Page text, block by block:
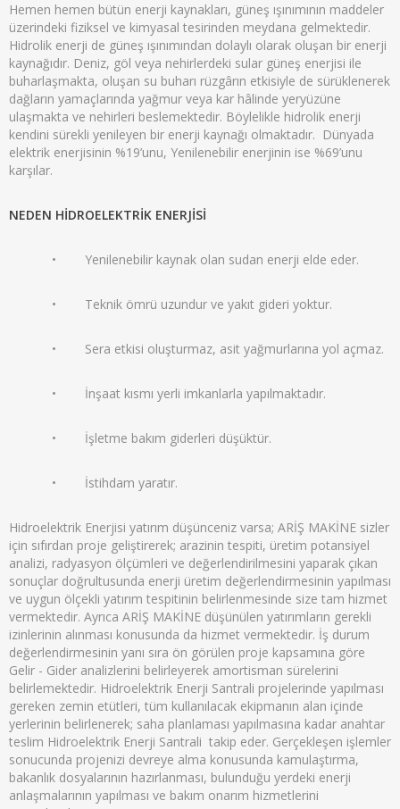
Hemen hemen bütün enerji kaynakları, güneş ışınımının maddeler
üzerindeki fiziksel ve kimyasal tesirinden meydana gelmektedir.
Hidrolik enerji de güneş ışınımından dolaylı olarak oluşan bir enerji
kaynağıdır. Deniz, göl veya nehirlerdeki sular güneş enerjisi ile
buharlaşmakta, oluşan su buharı rüzgârın etkisiyle de sürüklenerek
dağların yamaçlarında yağmur veya kar hâlinde yeryüzüne
ulaşmakta ve nehirleri beslemektedir. Böylelikle hidrolik enerji
kendini sürekli yenileyen bir enerji kaynağı olmaktadır. Dünyada
elektrik enerjisinin %19’unu, Yenilenebilir enerjinin ise %69’unu
karşılar.
NEDEN HİDROELEKTRİK ENERJİSİ
• Yenilenebilir kaynak olan sudan enerji elde eder.
• Teknik ömrü uzundur ve yakıt gideri yoktur.
• Sera etkisi oluşturmaz, asit yağmurlarına yol açmaz.
• İnşaat kısmı yerli imkanlarla yapılmaktadır.
• İşletme bakım giderleri düşüktür.
• İstihdam yaratır.
Hidroelektrik Enerjisi yatırım düşünceniz varsa; ARİŞ MAKİNE sizler
için sıfırdan proje geliştirerek; arazinin tespiti, üretim potansiyel
analizi, radyasyon ölçümleri ve değerlendirilmesini yaparak çıkan
sonuçlar doğrultusunda enerji üretim değerlendirmesinin yapılması
ve uygun ölçekli yatırım tespitinin belirlenmesinde size tam hizmet
vermektedir. Ayrıca ARİŞ MAKİNE düşünülen yatırımların gerekli
izinlerinin alınması konusunda da hizmet vermektedir. İş durum
değerlendirmesinin yanı sıra ön görülen proje kapsamına göre
Gelir - Gider analizlerini belirleyerek amortisman sürelerini
belirlemektedir. Hidroelektrik Enerji Santrali projelerinde yapılması
gereken zemin etütleri, tüm kullanılacak ekipmanın alan içinde
yerlerinin belirlenerek; saha planlaması yapılmasına kadar anahtar
teslim Hidroelektrik Enerji Santrali takip eder. Gerçekleşen işlemler
sonucunda projenizi devreye alma konusunda kamulaştırma,
bakanlık dosyalarının hazırlanması, bulunduğu yerdeki enerji
anlaşmalarının yapılması ve bakım onarım hizmetlerini